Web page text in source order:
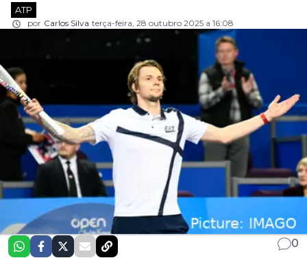
ATP
por Carlos Silva terça-feira, 28 outubro 2025 a 16:08
0